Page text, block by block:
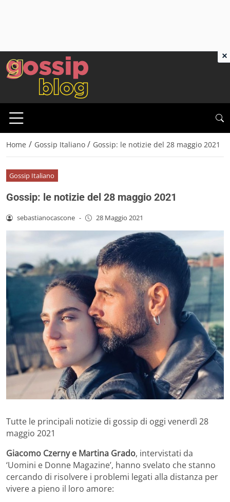
Home / Gossip Italiano / Gossip: le notizie del 28 maggio 2021
Gossip Italiano
Gossip: le notizie del 28 maggio 2021
sebastianocascone - 28 Maggio 2021
Tutte le principali notizie di gossip di oggi venerdì 28
maggio 2021
Giacomo Czerny e Martina Grado, intervistati da
‘Uomini e Donne Magazine’, hanno svelato che stanno
cercando di risolvere i problemi legati alla distanza per
vivere a pieno il loro amore:
×